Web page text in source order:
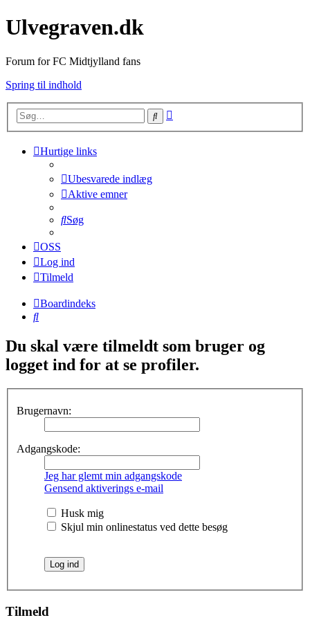
Ulvegraven.dk
Forum for FC Midtjylland fans
Spring til indhold
Søg
Hurtige links
Ubesvarede indlæg
Aktive emner
Søg
OSS
Log ind
Tilmeld
Boardindeks
Søg
Du skal være tilmeldt som bruger og
logget ind for at se profiler.
Brugernavn:
Adgangskode:
Jeg har glemt min adgangskode
Gensend aktiverings e-mail
Husk mig
Skjul min onlinestatus ved dette besøg
Tilmeld